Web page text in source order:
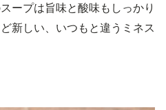
ープは旨味と酸味もしっかり
新しい、いつもと違うミネス